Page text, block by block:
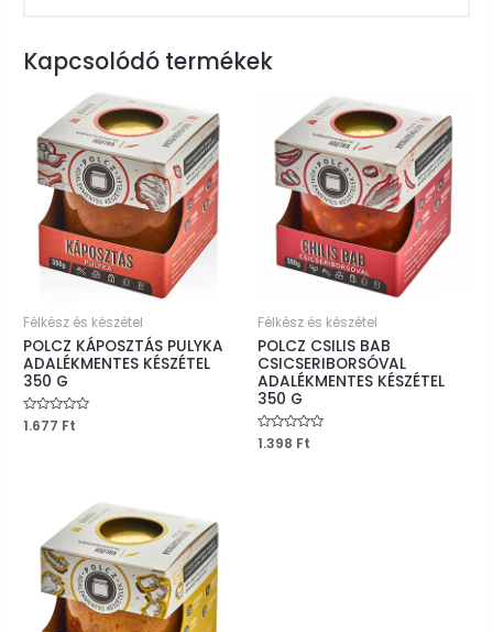
Kapcsolódó termékek
Félkész és készétel
POLCZ KÁPOSZTÁS PULYKA
ADALÉKMENTES KÉSZÉTEL
350 G
Értékelés:
0
1.677 Ft
Félkész és készétel
POLCZ CSILIS BAB
CSICSERIBORSÓVAL
ADALÉKMENTES KÉSZÉTEL
350 G
Értékelés:
0
1.398 Ft